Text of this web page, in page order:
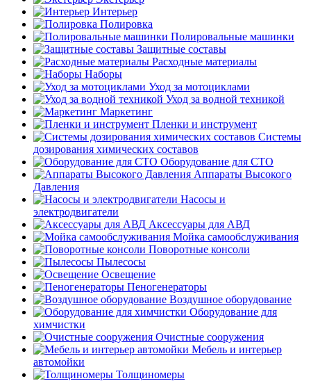
Интерьер
Полировка
Полировальные машинки
Защитные составы
Расходные материалы
Наборы
Уход за мотоциклами
Уход за водной техникой
Маркетинг
Пленки и инструмент
Системы
дозирования химических составов
Оборудование для СТО
Аппараты Высокого
Давления
Насосы и
электродвигатели
Аксессуары для АВД
Мойка самообслуживания
Поворотные консоли
Пылесосы
Освещение
Пеногенераторы
Воздушное оборудование
Оборудование для
химчистки
Очистные сооружения
Мебель и интерьер
автомойки
Толщиномеры